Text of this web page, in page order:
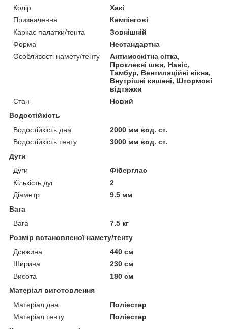
Колір
Хакі
Призначення
Кемпінгові
Каркас палатки/тента
Зовнішній
Форма
Нестандартна
Особливості намету/тенту
Антимоскітна сітка,
Проклеєні шви, Навіс,
Тамбур, Вентиляційні вікна,
Внутрішні кишені, Штормові
відтяжки
Стан
Новий
Водостійкість
Водостійкість дна
2000 мм вод. ст.
Водостійкість тенту
3000 мм вод. ст.
Дуги
Дуги
Фіберглас
Кількість дуг
2
Діаметр
9.5 мм
Вага
Вага
7.5 кг
Розмір встановленої намету/тенту
Довжина
440 см
Ширина
230 см
Висота
180 см
Матеріал виготовлення
Матеріал дна
Поліестер
Матеріал тенту
Поліестер